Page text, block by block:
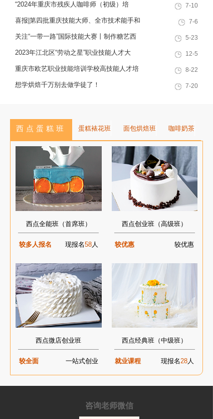
十余载，致力于培养兼具社会责任
感与创新思维的复合型行业高技能
人才，是集技能培训、证书认定、
“2024年重庆市残疾人咖啡师（初级）培
训”职业技能提升计划活动
7-10
喜报|第四批重庆技能大师、全市技术能手和
巴渝青年技能之星名单出炉，重庆欧艺职业
技能培训学校技能人才榜上有名！
7-6
关注“一带一路”国际技能大赛丨制作糖艺西
点，看手艺更考验审美
5-23
2023年江北区“劳动之星”职业技能人才大
赛，我校选手荣获互联网营销师第一名
12-5
重庆市欧艺职业技能培训学校高技能人才培
训基地建设专家指导会会议简报
8-22
想学烘焙千万别去做学徒了！ 7-20
西点蛋糕班 蛋糕裱花班 面包烘焙班 咖啡奶茶
西点全能班（首席班）
较多人报名 现报名58人
西点创业班（高级班）
较优惠 较优惠
西点微店创业班
较全面 一站式创业
西点经典班（中级班）
就业课程 现报名28人
咨询老师微信